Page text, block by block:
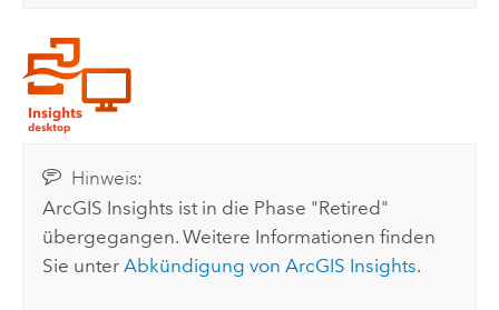
Hinweis:
ArcGIS Insights ist in die Phase "Retired"
übergegangen. Weitere Informationen finden
Sie unterAbkündigung vonArcGIS Insights.